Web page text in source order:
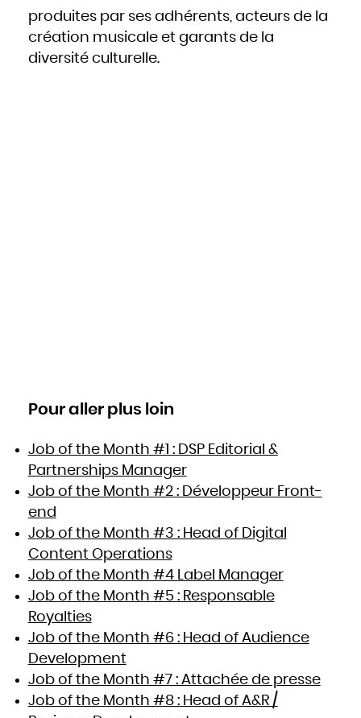
produites par ses adhérents, acteurs de la
création musicale et garants de la
diversité culturelle.
Pour aller plus loin
Job of the Month #1 : DSP Editorial &
Partnerships Manager
Job of the Month #2 : Développeur Front-
end
Job of the Month #3 : Head of Digital
Content Operations
Job of the Month #4 Label Manager
Job of the Month #5 : Responsable
Royalties
Job of the Month #6 : Head of Audience
Development
Job of the Month #7 : Attachée de presse
Job of the Month #8 : Head of A&R /